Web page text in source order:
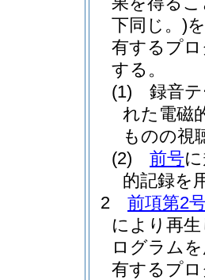
下同じ。)
有するプ
する。
(1)
録音
れた電磁
ものの視
(2)
前号
的記録を
2
前項第2
により再
ログラム
有するプ